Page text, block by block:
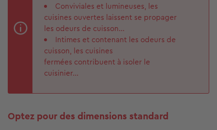
Conviviales et lumineuses, les
cuisines ouvertes laissent se propager
les odeurs de cuisson...
Intimes et contenant les odeurs de
cuisson, les cuisines
fermées contribuent à isoler le
cuisinier...
Optez pour des dimensions standard